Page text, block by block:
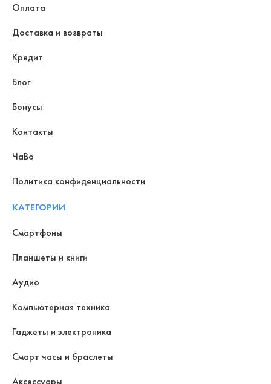
Оплата
Доставка и возвраты
Кредит
Блог
Бонусы
Контакты
ЧаВо
Политика конфиденциальности
КАТЕГОРИИ
Смартфоны
Планшеты и книги
Аудио
Компьютерная техника
Гаджеты и электроника
Смарт часы и браслеты
Аксессуары